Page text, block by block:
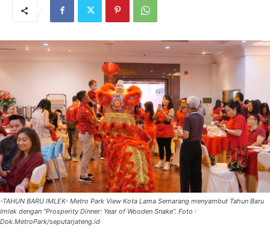
-TAHUN BARU IMLEK- Metro Park View Kota Lama Semarang menyambut Tahun Baru
Imlek dengan “Prosperity Dinner: Year of Wooden Snake”. Foto :
Dok.MetroPark/seputarjateng.id